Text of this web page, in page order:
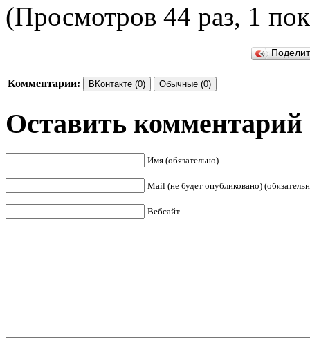
(Просмотров 44 раз, 1
Комментарии: ВКонтакте (0) Обычные (0)
Оставить комментарий
Имя (обязательно)
Mail (не будет опубликовано)
Вебсайт